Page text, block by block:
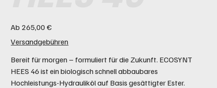
Ab 265,00 €
Versandgebühren
Bereit für morgen – formuliert für die Zukunft. ECOSYNT
HEES 46 ist ein biologisch schnell abbaubares
Hochleistungs-Hydrauliköl auf Basis gesättigter Ester.